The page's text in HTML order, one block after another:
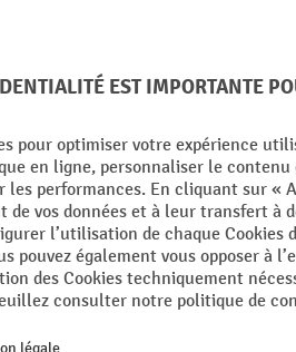
mm, 26 pièces
Rubrique
Tiroirs, largeur
Tiroirs, profondeur